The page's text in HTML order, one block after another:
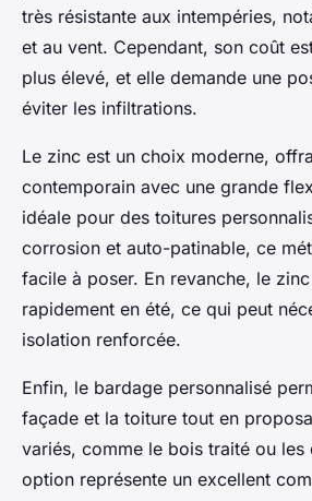
très résistante aux intempéries,
et au vent. Cependant, son coût
plus élevé, et elle demande une
éviter les infiltrations.
Le zinc est un choix moderne,
contemporain avec une grande
idéale pour des toitures
corrosion et auto-patinable, ce
facile à poser. En revanche, le
rapidement en été, ce qui peut
isolation renforcée.
Enfin, le bardage personnalisé
façade et la toiture tout en
variés, comme le bois traité ou les
option représente un excellent